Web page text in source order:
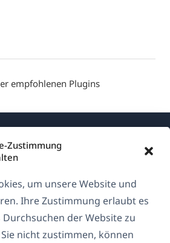
Zustimmung
um unsere Website und
Ihre Zustimmung erlaubt es
der Website zu
nicht zustimmen, können
empfohlenen Plugins
Über WPML
Datenschutzrichtlinie
Team beitreten(öffnet